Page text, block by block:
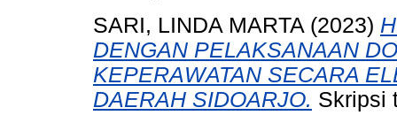
SARI, LINDA MARTA (2023)
DENGAN PELAKSANAAN
KEPERAWATAN SECARA
DAERAH SIDOARJO. Skripsi